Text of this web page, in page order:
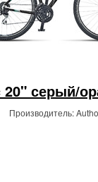
20" серый/
Производитель: